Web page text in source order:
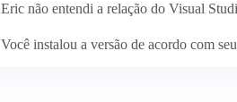
Eric não entendi a relação do Visual
Você instalou a versão de acordo com